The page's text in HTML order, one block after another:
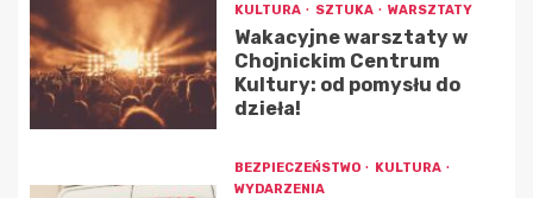
KULTURA SZTUKA WARSZTATY
Wakacyjne warsztaty w
Chojnickim Centrum
Kultury: od pomysłu do
dzieła!
BEZPIECZEŃSTWO
KULTURA
WYDARZENIA